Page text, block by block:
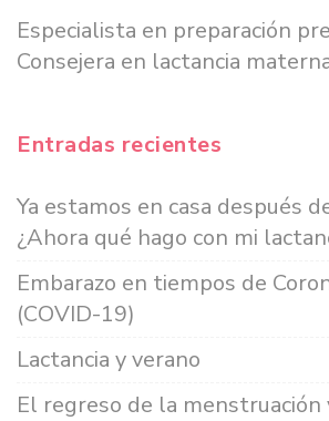
Especialista en preparación
Consejera en lactancia
Entradas recientes
Ya estamos en casa después
¿Ahora qué hago con mi
Embarazo en tiempos de
(COVID-19)
Lactancia y verano
El regreso de la menstruación